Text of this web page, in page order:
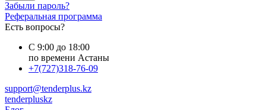
Забыли пароль?
Реферальная программа
Есть вопросы?
С 9:00 до 18:00
по времени Астаны
+7(727)318-76-09
support@tenderplus.kz
tenderpluskz